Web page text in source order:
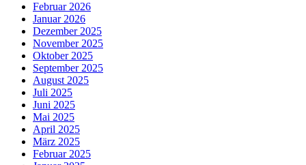
Februar 2026
Januar 2026
Dezember 2025
November 2025
Oktober 2025
September 2025
August 2025
Juli 2025
Juni 2025
Mai 2025
April 2025
März 2025
Februar 2025